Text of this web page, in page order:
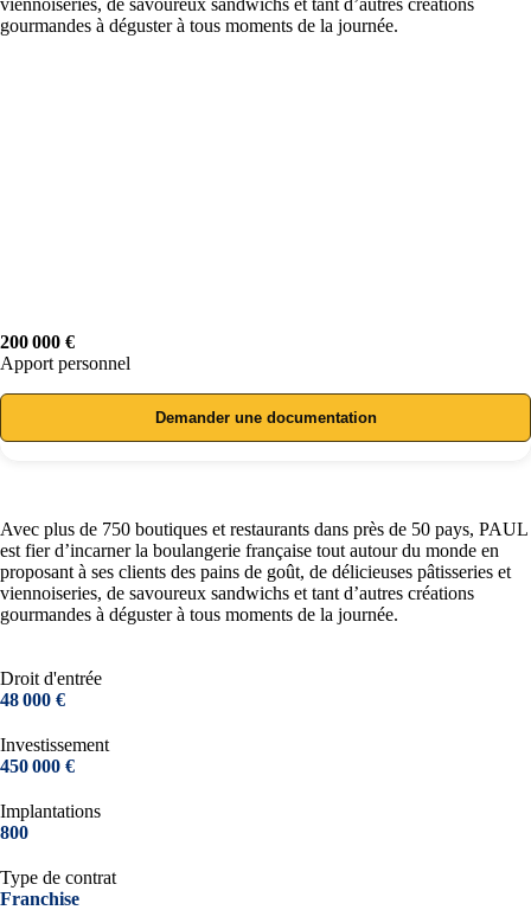
viennoiseries, de savoureux sandwichs et tant d’autres créations
gourmandes à déguster à tous moments de la journée.
200 000 €
Apport personnel
Demander une documentation
Avec plus de 750 boutiques et restaurants dans près de 50 pays, PAUL
est fier d’incarner la boulangerie française tout autour du monde en
proposant à ses clients des pains de goût, de délicieuses pâtisseries et
viennoiseries, de savoureux sandwichs et tant d’autres créations
gourmandes à déguster à tous moments de la journée.
Droit d'entrée
48 000 €
Investissement
450 000 €
Implantations
800
Type de contrat
Franchise